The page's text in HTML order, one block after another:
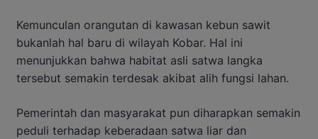
Kemunculan orangutan di kawasan kebun sawit
bukanlah hal baru di wilayah Kobar. Hal ini
menunjukkan bahwa habitat asli satwa langka
tersebut semakin terdesak akibat alih fungsi lahan.
Pemerintah dan masyarakat pun diharapkan semakin
peduli terhadap keberadaan satwa liar dan